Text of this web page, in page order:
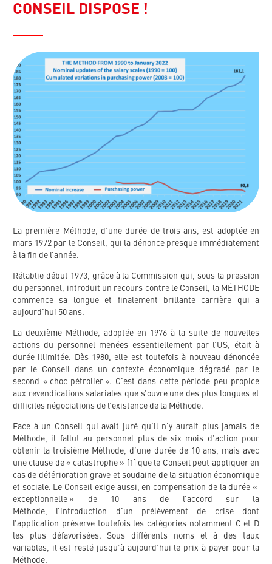
CONSEIL DISPOSE !
La première Méthode, d’une durée de trois ans, est adoptée en
mars 1972 par le Conseil, qui la dénonce presque immédiatement
à la fin de l’année.
Rétablie début 1973, grâce à la Commission qui, sous la pression
du personnel, introduit un recours contre le Conseil, la MÉTHODE
commence sa longue et finalement brillante carrière qui a
aujourd’hui 50 ans.
La deuxième Méthode, adoptée en 1976 à la suite de nouvelles
actions du personnel menées essentiellement par l’US, était à
durée illimitée. Dès 1980, elle est toutefois à nouveau dénoncée
par le Conseil dans un contexte économique dégradé par le
second « choc pétrolier ». C’est dans cette période peu propice
aux revendications salariales que s’ouvre une des plus longues et
difficiles négociations de l’existence de la Méthode.
Face à un Conseil qui avait juré qu’il n’y aurait plus jamais de
Méthode, il fallut au personnel plus de six mois d’action pour
obtenir la troisième Méthode, d’une durée de 10 ans, mais avec
une clause de « catastrophe » [1] que le Conseil peut appliquer en
cas de détérioration grave et soudaine de la situation économique
et sociale. Le Conseil exige aussi, en compensation de la durée «
exceptionnelle » de 10 ans de l’accord sur la
Méthode, l’introduction d’un prélèvement de crise dont
l’application préserve toutefois les catégories notamment C et D
les plus défavorisées. Sous différents noms et à des taux
variables, il est resté jusqu’à aujourd’hui le prix à payer pour la
Méthode.